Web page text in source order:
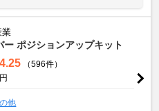
業
ー ポジションアップキット
4.25
（596件）
他